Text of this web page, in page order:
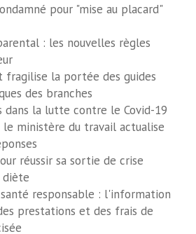
pour "mise au placard"
: les nouvelles règles
fragilise la portée des guides
des branches
dans la lutte contre le Covid-19
le ministère du travail actualise
réussir sa sortie de crise
diète
responsable : l'information
prestations et des frais de